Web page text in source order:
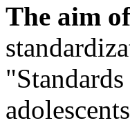
The aim